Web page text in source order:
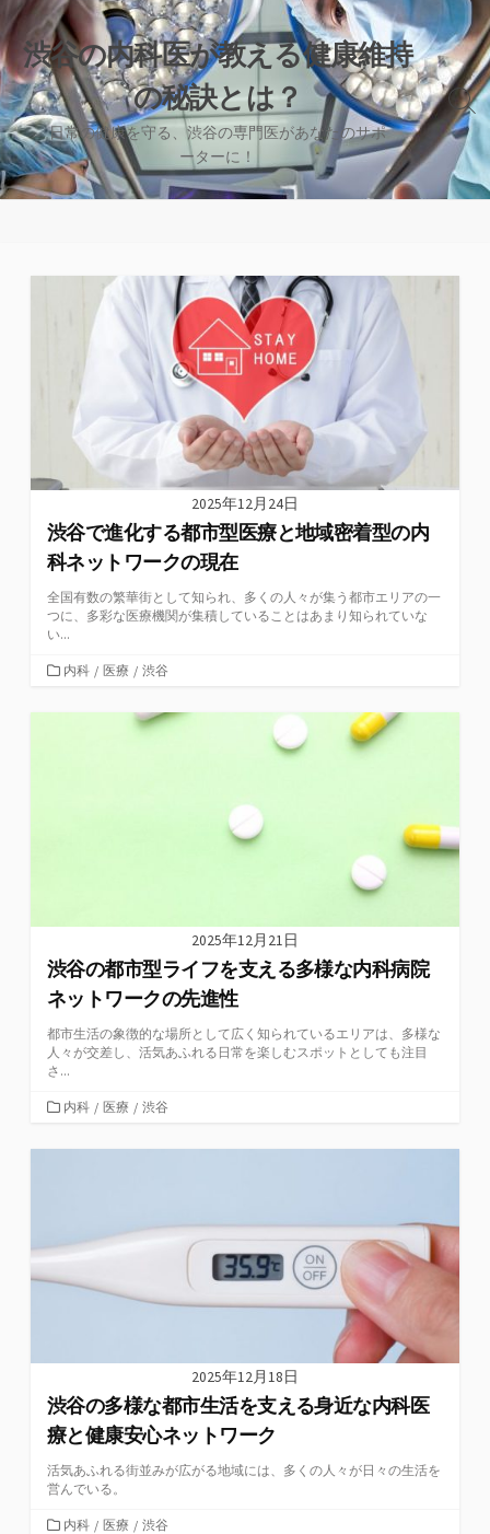
コ
ン
テ
ン
ツ
へ
ス
キ
渋谷の内科医が教える健康維持
の秘訣とは？
日常の健康を守る、渋谷の専門医があなたのサポ
ーターに！
検
索
切
り
替
2025年12月24日
渋谷で進化する都市型医療と地域密着型の内
科ネットワークの現在
全国有数の繁華街として知られ、多くの人々が集う都市エリアの一
つに、多彩な医療機関が集積していることはあまり知られていな
い...
カ
ゴ
内科 / 医療 / 渋谷
2025年12月21日
渋谷の都市型ライフを支える多様な内科病院
ネットワークの先進性
都市生活の象徴的な場所として広く知られているエリアは、多様な
人々が交差し、活気あふれる日常を楽しむスポットとしても注目
さ...
カ
ゴ
内科 / 医療 / 渋谷
2025年12月18日
渋谷の多様な都市生活を支える身近な内科医
療と健康安心ネットワーク
活気あふれる街並みが広がる地域には、多くの人々が日々の生活を
営んでいる。
カ内科 / 医療 / 渋谷